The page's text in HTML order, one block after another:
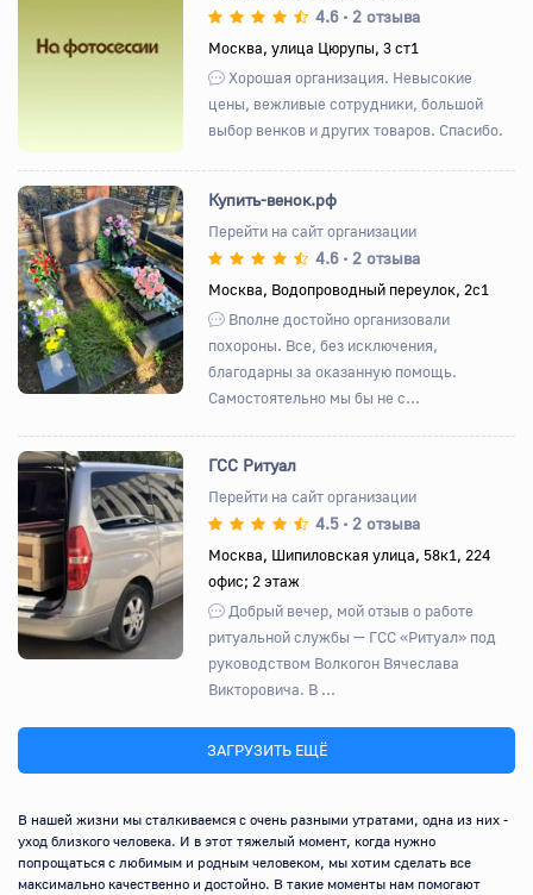
Назад Вперед
4.6 • 2 отзыва
Москва, улица Цюрупы, 3 ст1
Хорошая организация. Невысокие
цены, вежливые сотрудники, большой
выбор венков и других товаров. Спасибо.
Назад Вперед
Купить-венок.рф
Перейти на сайт организации
4.6 • 2 отзыва
Москва, Водопроводный переулок, 2с1
Вполне достойно организовали
похороны. Все, без исключения,
благодарны за оказанную помощь.
Самостоятельно мы бы не с...
Назад Вперед
ГСС Ритуал
Перейти на сайт организации
4.5 • 2 отзыва
Москва, Шипиловская улица, 58к1, 224
офис; 2 этаж
Добрый вечер, мой отзыв о работе
ритуальной службы — ГСС «Ритуал» под
руководством Волкогон Вячеслава
Викторовича. В ...
ЗАГРУЗИТЬ ЕЩЁ
В нашей жизни мы сталкиваемся с очень разными утратами, одна из них -
уход близкого человека. И в этот тяжелый момент, когда нужно
попрощаться с любимым и родным человеком, мы хотим сделать все
максимально качественно и достойно. В такие моменты нам помогают